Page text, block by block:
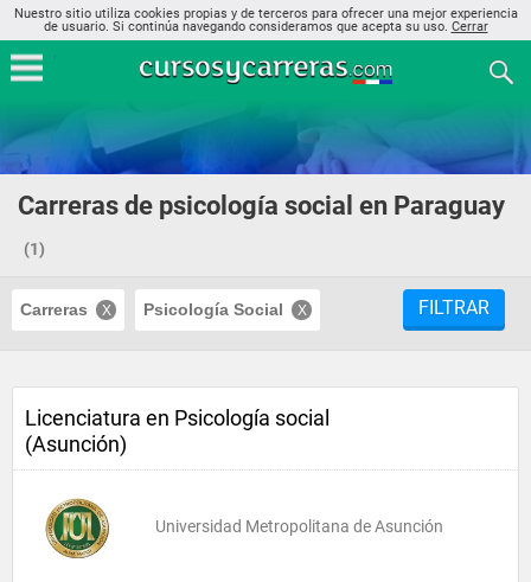
Nuestro sitio utiliza cookies propias y de terceros para ofrecer una mejor experiencia
de usuario. Si continúa navegando consideramos que acepta su uso. Cerrar
Carreras de psicología social en Paraguay
(1)
Carreras Psicología Social FILTRAR
Licenciatura en Psicología social
(Asunción)
Universidad Metropolitana de Asunción